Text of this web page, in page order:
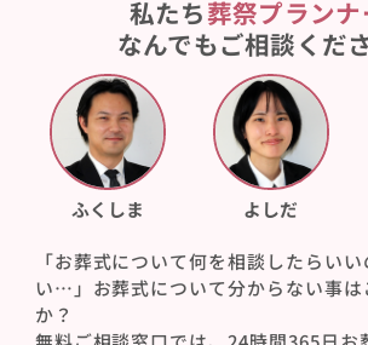
私たち葬祭プランナ
なんでもご相談くださ
ふくしま よしだ
「お葬式について何を相談したらい
い…」お葬式について分からない事は
か？